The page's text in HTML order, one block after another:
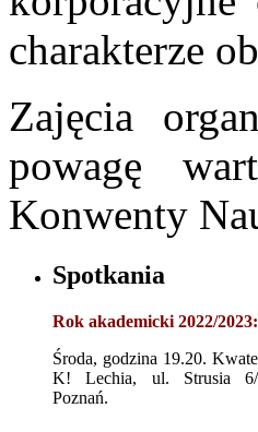
charakterze
Zajęcia
powagę
Konwenty
Spotkania
Rok akademicki 2022/2023:
Środa, godzina 19.20.
K! Lechia, ul. Strusia 6/
Poznań.